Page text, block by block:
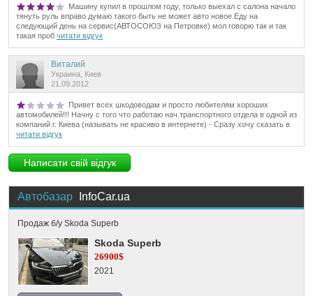
Машину купил в прошлом году, только выехал с салона начало
тянуть руль вправо думаю такого быть не может авто новое.Еду на
следующий день на сервис(АВТОСОЮЗ на Петровке) мол говорю так и так
такая проб читати відгук
Виталий
Украина, Киев
21.09.2012
Привет всех шкодоводам и просто любителям хороших
автомобилей!!! Начну с того что работаю нач.транспортного отдела в одной из
компаний г. Киева (называть не красиво в интернете) - Сразу хочу сказать в
читати відгук
Написати свій відгук
Автобазар InfoCar.ua
Продаж б/у Skoda Superb
Skoda Superb
26900$
2021